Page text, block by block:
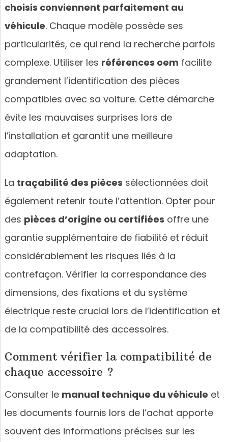
choisis conviennent parfaitement au
véhicule. Chaque modèle possède ses
particularités, ce qui rend la recherche parfois
complexe. Utiliser les références oem facilite
grandement l’identification des pièces
compatibles avec sa voiture. Cette démarche
évite les mauvaises surprises lors de
l’installation et garantit une meilleure
adaptation.
La traçabilité des pièces sélectionnées doit
également retenir toute l’attention. Opter pour
des pièces d’origine ou certifiées offre une
garantie supplémentaire de fiabilité et réduit
considérablement les risques liés à la
contrefaçon. Vérifier la correspondance des
dimensions, des fixations et du système
électrique reste crucial lors de l’identification et
de la compatibilité des accessoires.
Comment vérifier la compatibilité de
chaque accessoire ?
Consulter le manual technique du véhicule et
les documents fournis lors de l’achat apporte
souvent des informations précises sur les